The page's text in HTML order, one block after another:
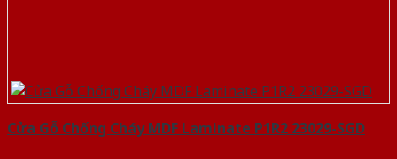
Cửa Gỗ Chống Cháy MDF Laminate P1R2 23029-SGD